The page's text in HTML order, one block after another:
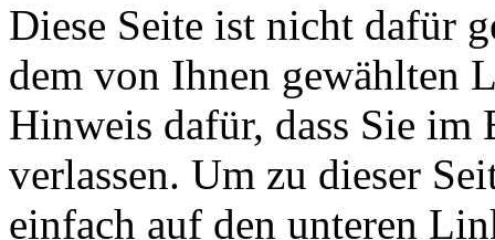
Diese Seite ist nicht dafür
dem von Ihnen gewählten
Hinweis dafür, dass Sie im
verlassen. Um zu dieser
einfach auf den unteren